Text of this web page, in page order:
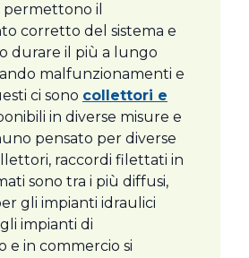
il
corretto del sistema e
durare il più a lungo
malfunzionamenti e
ci sono collettori e
in diverse misure e
pensato per diverse
raccordi filettati in
sono tra i più diffusi,
gli impianti idraulici
impianti di
e in commercio si